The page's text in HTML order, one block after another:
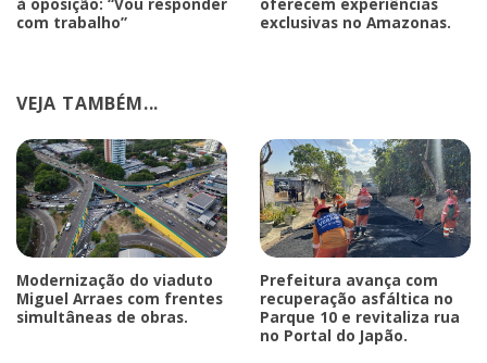
com trabalho”
exclusivas no Amazonas.
VEJA TAMBÉM...
Modernização do viaduto
Miguel Arraes com frentes
simultâneas de obras.
Prefeitura avança com
recuperação asfáltica no
Parque 10 e revitaliza rua
no Portal do Japão.